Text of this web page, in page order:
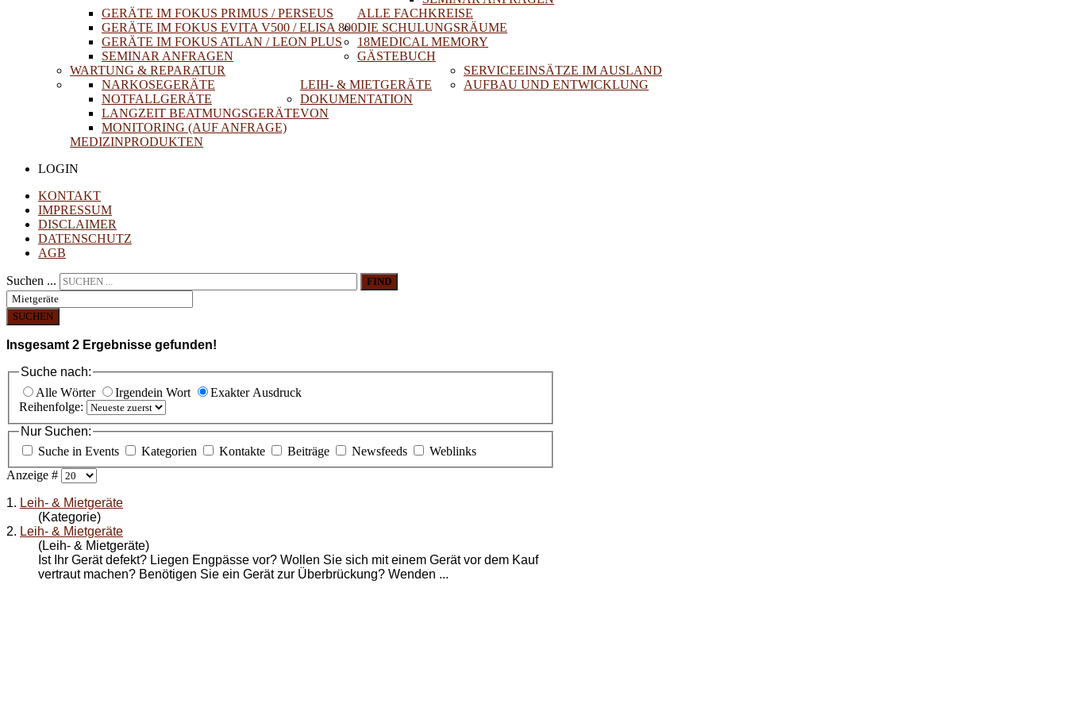
ALLE FACHKREISE
GERÄTE IM FOKUS PRIMUS / PERSEUS
GERÄTE IM FOKUS EVITA V500 / ELISA 800
GERÄTE IM FOKUS ATLAN / LEON PLUS
SEMINAR ANFRAGEN
DIE SCHULUNGSRÄUME
18MEDICAL MEMORY
GÄSTEBUCH
WARTUNG & REPARATUR
LEIH- & MIETGERÄTE
NARKOSEGERÄTE
NOTFALLGERÄTE
LANGZEIT BEATMUNGSGERÄTE
MONITORING (AUF ANFRAGE)
DOKUMENTATION
VON
MEDIZINPRODUKTEN
SERVICEEINSÄTZE IM AUSLAND
AUFBAU UND ENTWICKLUNG
LOGIN
KONTAKT
IMPRESSUM
DISCLAIMER
DATENSCHUTZ
AGB
Suchen ... FIND
SUCHEN
Insgesamt 2 Ergebnisse gefunden!
Suche nach:
Alle Wörter
Irgendein Wort
Exakter Ausdruck
Reihenfolge:
Nur Suchen:
Suche in Events
Kategorien Kontakte Beiträge Newsfeeds
Weblinks
Anzeige #
1. Leih- & Mietgeräte
(Kategorie)
2. Leih- & Mietgeräte
(Leih- & Mietgeräte)
Ist Ihr Gerät defekt? Liegen Engpässe vor? Wollen Sie sich mit einem Gerät vor dem Kauf
vertraut machen? Benötigen Sie ein Gerät zur Überbrückung? Wenden ...